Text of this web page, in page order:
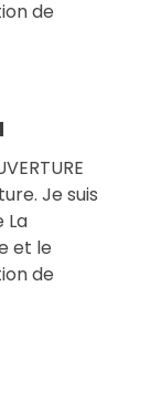
de
Je suis
La
et le
de